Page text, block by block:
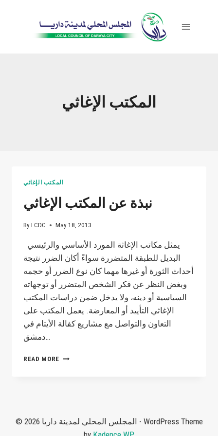
المكتب الإغاثي
المكتب الإغاثي
نبذة عن المكتب الإغاثي
ByLCDC May 18, 2013
البديل للطبقة المتضررة سواءً أكان الضرر نتيجة
أحداث الثورة أو غيرها مهما كان نوع الضرر أو حجمه
وبغض النظر عن فكر الشخص المتضرر أو توجهاته
السياسية أو دينه، ولا يدخل ضمن دراسات المكتب
الإغاثي التأييد أو المعارضة. يعمل المكتب على
التعاون والتواصل مع مشاريع كفالة الأيتام في
دمشق…
READ MORE نبذة
© 2026 المجلس المحلي لمدينة داريا - WordPress Theme